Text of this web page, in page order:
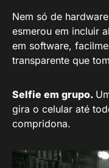
Nem só de
esmerou em incluir
em software,
transparente que
Selfie em grupo.
gira o celular até
compridona.